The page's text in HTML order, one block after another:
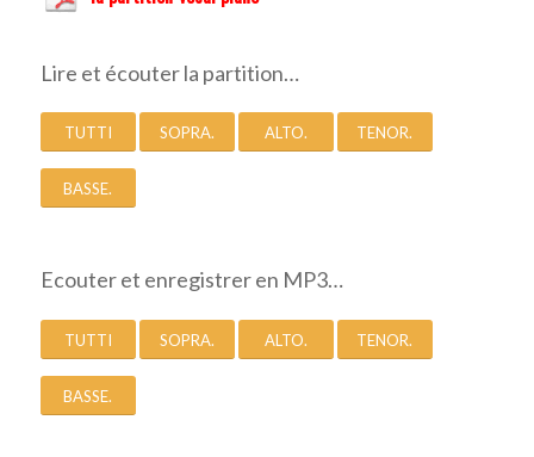
Lire et écouter la partition…
TUTTI SOPRA. ALTO. TENOR.
BASSE.
Ecouter et enregistrer en MP3…
TUTTI SOPRA. ALTO. TENOR.
BASSE.